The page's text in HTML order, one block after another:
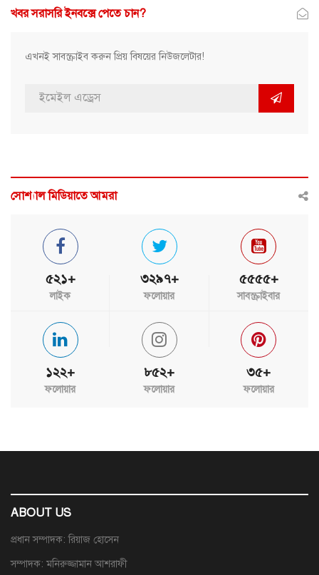
খবর সরাসরি ইনবক্সে পেতে চান?
এখনই সাবস্ক্রাইব করুন প্রিয় বিষয়ের নিউজলেটার!
সোশ্যাল মিডিয়াতে আমরা
৫২১+
লাইক
৩২৯৭+
ফলোয়ার
৫৫৫৫+
সাবস্ক্রাইবার
১২২+
ফলোয়ার
৮৫২+
ফলোয়ার
৩৫+
ফলোয়ার
ABOUT US
প্রধান সম্পাদক: রিয়াজ হোসেন
সম্পাদক: মনিরুজ্জামান আশরাফী